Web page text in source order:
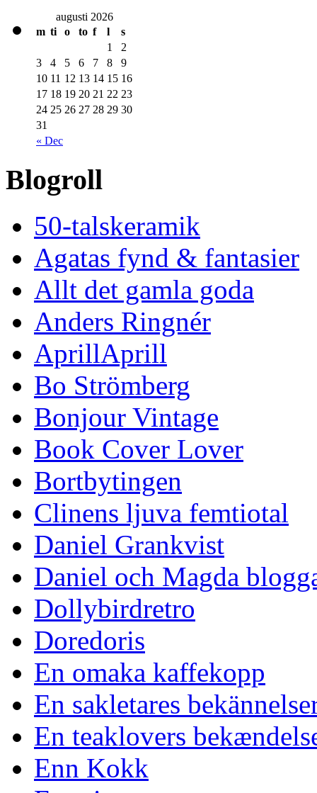
augusti 2026
m ti o to f l s
« Dec
1
2
3
4 5 6 7 8
9
10 11 12 13 14 15 16
17 18 19 20 21 22 23
24 25 26 27 28 29 30
31
Blogroll
50-talskeramik
Agatas fynd & fantasier
Allt det gamla goda
Anders Ringnér
AprillAprill
Bo Strömberg
Bonjour Vintage
Book Cover Lover
Bortbytingen
Clinens ljuva femtiotal
Daniel Grankvist
Daniel och Magda
Dollybirdretro
Doredoris
En omaka kaffekopp
En sakletares
En teaklovers
Enn Kokk